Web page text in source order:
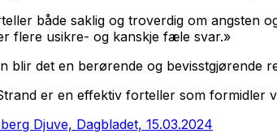
både saklig og troverdig om angsten
flere usikre- og kanskje fæle svar.»
blir det en berørende og bevisstgjørende
er en effektiv forteller som formidler
Djuve, Dagbladet, 15.03.2024